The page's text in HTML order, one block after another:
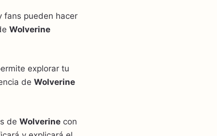
fans pueden hacer
Wolverine
explorar tu
de Wolverine
de Wolverine con